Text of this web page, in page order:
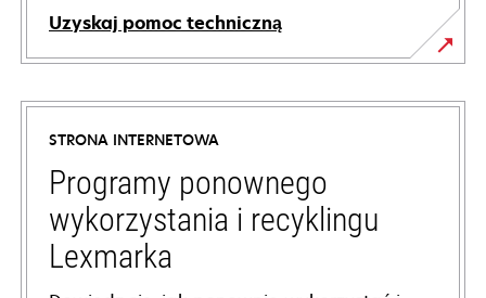
Uzyskaj pomoc techniczną
opens
in
new
tab
STRONA INTERNETOWA
Programy ponownego
wykorzystania i recyklingu
Lexmarka